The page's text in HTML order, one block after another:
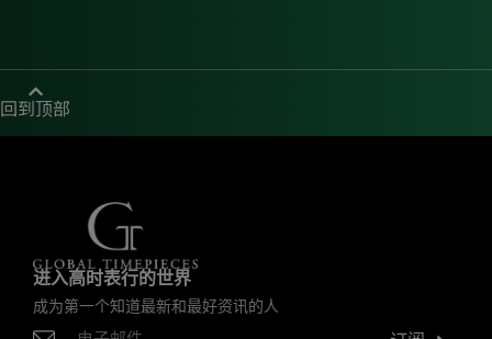
回到顶部
进入高时表行的世界
成为第一个知道最新和最好资讯的人